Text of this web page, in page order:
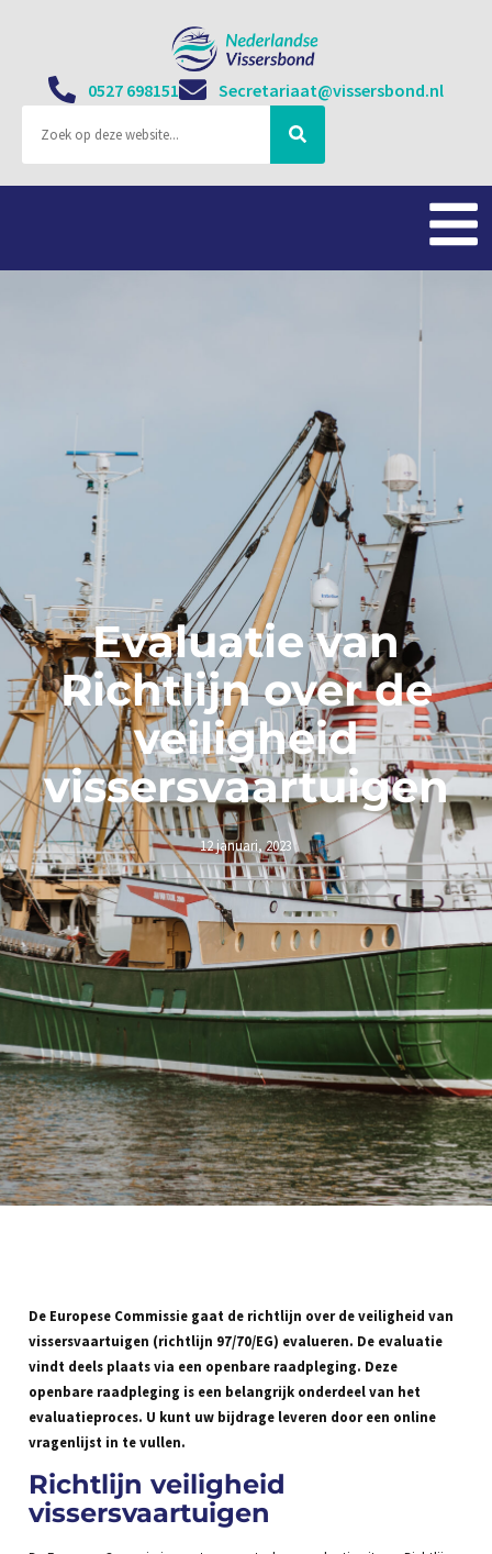
0527 698151 Secretariaat@vissersbond.nl
Evaluatie van
Richtlijn over de
veiligheid
vissersvaartuigen
12 januari, 2023
De Europese Commissie gaat de richtlijn over de veiligheid van
vissersvaartuigen (richtlijn 97/70/EG) evalueren. De evaluatie
vindt deels plaats via een openbare raadpleging. Deze
openbare raadpleging is een belangrijk onderdeel van het
evaluatieproces. U kunt uw bijdrage leveren door een online
vragenlijst in te vullen.
Richtlijn veiligheid
vissersvaartuigen